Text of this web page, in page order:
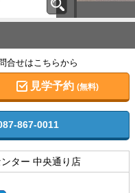
合せはこちらから
見学予約(無料)
867-0011
ター 中央通り店